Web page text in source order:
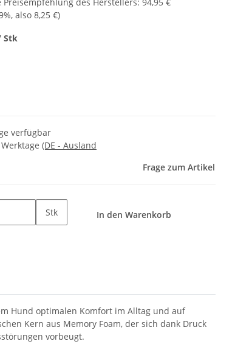
, also 8,25 €)
Stk
verfügbar
(DE - Ausland
Frage zum Artikel
Stk In den Warenkorb
Hund optimalen Komfort im Alltag und auf
Kern aus Memory Foam, der sich dank Druck
vorbeugt.